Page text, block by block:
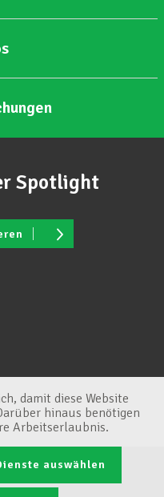
Spotlight
damit diese Website
hinaus benötigen
Arbeitserlaubnis.
auswählen